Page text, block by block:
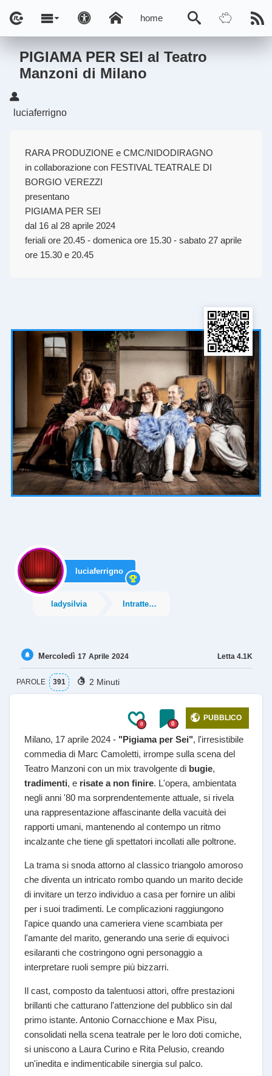
home
PIGIAMA PER SEI al Teatro
Manzoni di Milano
luciaferrigno
RARA PRODUZIONE e CMC/NIDODIRAGNO
in collaborazione con FESTIVAL TEATRALE DI
BORGIO VEREZZI
presentano
PIGIAMA PER SEI
dal 16 al 28 aprile 2024
feriali ore 20.45 - domenica ore 15.30 - sabato 27 aprile
ore 15.30 e 20.45
luciaferrigno
ladysilvia Intrattenimento
Letta 4.1K
Mercoledì 17 Aprile 2024
PAROLE 391 2 Minuti
0 0
PUBBLICO
Milano, 17 aprile 2024 - "Pigiama per Sei", l'irresistibile
commedia di Marc Camoletti, irrompe sulla scena del
Teatro Manzoni con un mix travolgente di bugie,
tradimenti, e risate a non finire. L'opera, ambientata
negli anni '80 ma sorprendentemente attuale, si rivela
una rappresentazione affascinante della vacuità dei
rapporti umani, mantenendo al contempo un ritmo
incalzante che tiene gli spettatori incollati alle poltrone.
La trama si snoda attorno al classico triangolo amoroso
che diventa un intricato rombo quando un marito decide
di invitare un terzo individuo a casa per fornire un alibi
per i suoi tradimenti. Le complicazioni raggiungono
l'apice quando una cameriera viene scambiata per
l'amante del marito, generando una serie di equivoci
esilaranti che costringono ogni personaggio a
interpretare ruoli sempre più bizzarri.
Il cast, composto da talentuosi attori, offre prestazioni
brillanti che catturano l'attenzione del pubblico sin dal
primo istante. Antonio Cornacchione e Max Pisu,
consolidati nella scena teatrale per le loro doti comiche,
si uniscono a Laura Curino e Rita Pelusio, creando
un'inedita e indimenticabile sinergia sul palco.